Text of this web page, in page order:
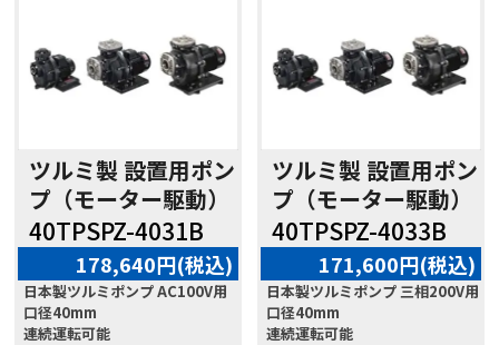
ツルミ製 設置用ポン
プ（モーター駆動）
40TPSPZ-4031B
178,640円(税込)
日本製ツルミポンプ AC100V用
口径40mm
連続運転可能
ツルミ製 設置用ポン
プ（モーター駆動）
40TPSPZ-4033B
171,600円(税込)
日本製ツルミポンプ 三相200V用
口径40mm
連続運転可能